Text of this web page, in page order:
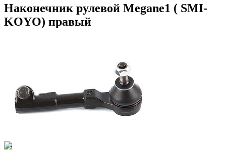
Наконечник рулевой Megane1 ( SMI-
KOYO) правый